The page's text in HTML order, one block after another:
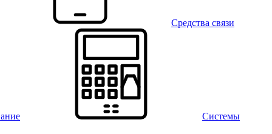
Средства связи
Системы